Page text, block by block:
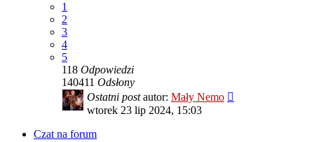
1
2
3
4
5
118 Odpowiedzi
140411 Odsłony
Ostatni postautor: Mały Nemo
wtorek 23 lip 2024, 15:03
Czat na forum